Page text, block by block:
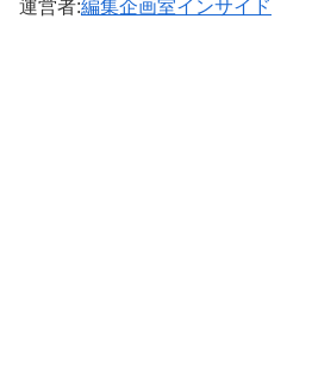
運営者:編集企画室インサイド